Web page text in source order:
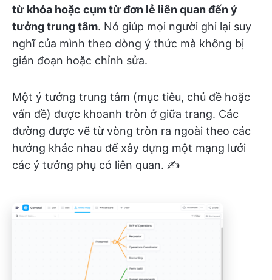
từ khóa hoặc cụm từ đơn lẻ liên quan đến ý
tưởng trung tâm. Nó giúp mọi người ghi lại suy
nghĩ của mình theo dòng ý thức mà không bị
gián đoạn hoặc chỉnh sửa.
Một ý tưởng trung tâm (mục tiêu, chủ đề hoặc
vấn đề) được khoanh tròn ở giữa trang. Các
đường được vẽ từ vòng tròn ra ngoài theo các
hướng khác nhau để xây dựng một mạng lưới
các ý tưởng phụ có liên quan. ✍️